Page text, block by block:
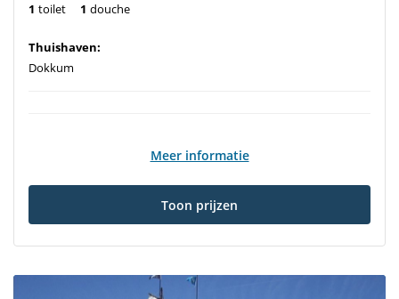
1 toilet 1 douche
Thuishaven:
Dokkum
Meer informatie
Toon prijzen